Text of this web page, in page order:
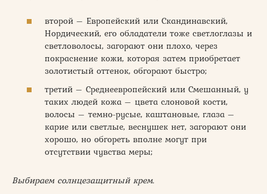
второй – Европейский или Скандинавский,
Нордический, его обладатели тоже светлоглазы и
светловолосы, загорают они плохо, через
покраснение кожи, которая затем приобретает
золотистый оттенок, обгорают быстро;
третий – Среднеевропейский или Смешанный, у
таких людей кожа – цвета слоновой кости,
волосы – темно-русые, каштановые, глаза –
карие или светлые, веснушек нет, загорают они
хорошо, но обгореть вполне могут при
отсутствии чувства меры;
Выбираем солнцезащитный крем.